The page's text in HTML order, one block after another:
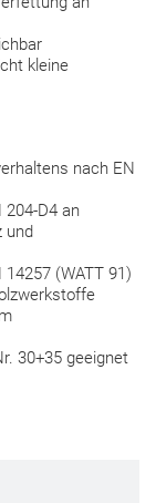
kleine
nach EN
204-D4 an
und
(WATT 91)
30+35 geeignet